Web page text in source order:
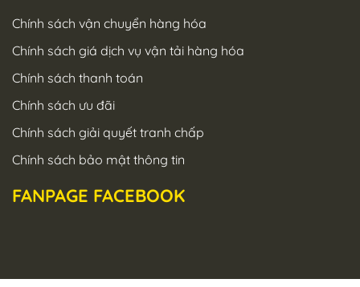
Chính sách vận chuyển hàng hóa
Chính sách giá dịch vụ vận tải hàng hóa
Chính sách thanh toán
Chính sách ưu đãi
Chính sách giải quyết tranh chấp
Chính sách bảo mật thông tin
FANPAGE FACEBOOK